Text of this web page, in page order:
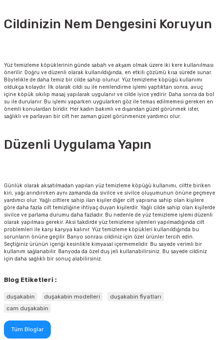
Cildinizin Nem Dengesini Koruyun
Yüz temizleme köpüklerinin günde sabah ve akşam olmak üzere iki kere kullanılması
önerilir. Doğru ve düzenli olarak kullanıldığında, en etkili çözümü kısa sürede sunar.
Böylelikle de daha temiz bir cilde sahip olunur. Yüz temizleme köpüğü kullanımı
oldukça kolaydır. İlk olarak cildi su ile nemlendirme işlemi yaptıktan sonra, avuç
içine köpük sıkılıp masaj yapılarak uygulanır ve cilde iyice yedirir. Daha sonra da bol
su ile durulanır. Bu işlemi yaparken uygularken göz ile temas edilmemesi gereken en
önemli konulardan biridir. Her kadın bakımlı ve dışarıdan güzel görünmek ister,
sağlıklı ve parlayan bir cilt her zaman güzel görünmenize yardımcı olur.
Düzenli Uygulama Yapın
Günlük olarak aksatılmadan yapılan yüz temizleme köpüğü kullanımı, ciltte biriken
kiri, yağı arındırırken aynı zamanda da sivilce ve sivilce oluşumunun önüne geçmeye
yardımcı olur. Yağlı ciltlere sahip ilan kişiler diğer cilt yapısına sahip olan kişilere
göre daha fazla cilt temizliğine ihtiyaç duyan kişilerdir. Yağlı cilde sahip olan kişilerde
sivilce ve parlama durumu daha fazladır. Bu nedenle de yüz temizleme işlemi düzenli
olarak yapılması gerekir. Aksi takdirde yüz temizleme işlemleri yapılmadığında cilt
problemleri ile karşı karşıya kalınır. Yüz temizleme köpükleri kullanıldığında bu
sorunların önüne geçilir. Banyo sonrası cildiniz için özel ürünler tercih edin.
Seçtiğiniz ürünün içeriği kesinlikle kimyasal içermemelidir. Bu sayede verimli bir
kullanım sağlanabilir. Banyoda da özel duş jeli kullanabilirsiniz. Bu sayede cildiniz
için daha sağlıklı bir sonuç alabilirsiniz.
Blog Etiketleri :
duşakabin duşakabin modelleri
duşakabin fiyatları
cam duşakabin
Tüm Bloglar